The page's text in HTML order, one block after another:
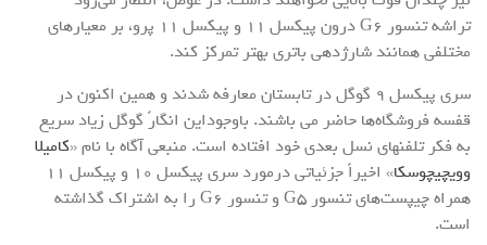
تراشه تنسور G6 درون پیکسل 11 و پیکسل 11 پرو، بر معیارهای
مختلفی همانند شارژدهی باتری بهتر تمرکز کند.
سری پیکسل 9 گوگل در تابستان معارفه شدند و همین اکنون در
قفسه فروشگاه‌ها حاضر می باشند. باوجوداین انگارً گوگل زیاد سریع
به فکر تلفنهای نسل بعدی خود افتاده است. منبعی آگاه با نام «کامیلا
وویچیچوسکا
» اخیراً جزئیاتی درمورد سری پیکسل 10 و پیکسل 11
همراه چیپست‌های تنسور G5 و تنسور G6 را به اشتراک گذاشته
است.